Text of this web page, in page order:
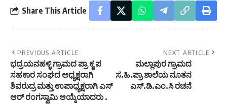
Share This Article
PREVIOUS ARTICLE
ಭದ್ರಯನಹಳ್ಳಿ ಗ್ರಾಮದ ಪ್ರಾ ಕೃ ಪ
ಸಹಕಾರ ಸಂಘದ ಅಧ್ಯಕ್ಷರಾಗಿ
ಶಿವರುದ್ರ ಮತ್ತು ಉಪಾಧ್ಯಕ್ಷರಾಗಿ ಎಸ್
ಆರ್ ರಂಗಸ್ವಾಮಿ ಆಯ್ಕೆಯಾದರು .
NEXT ARTICLE
ಮಲ್ಲಾಪುರ ಗ್ರಾಮದ
ಸ.ಹಿ.ಪ್ರಾ ಶಾಲೆಯ ನೂತನ
ಎಸ್.ಡಿ.ಎಂ.ಸಿ ರಚನೆ